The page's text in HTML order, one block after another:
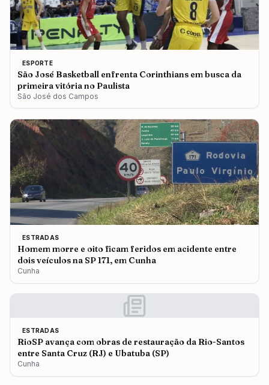
ESPORTE
São José Basketball enfrenta Corinthians em busca da
primeira vitória no Paulista
São José dos Campos
ESTRADAS
Homem morre e oito ficam feridos em acidente entre
dois veículos na SP 171, em Cunha
Cunha
ESTRADAS
RioSP avança com obras de restauração da Rio-Santos
entre Santa Cruz (RJ) e Ubatuba (SP)
Cunha